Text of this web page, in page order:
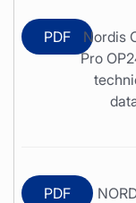
PDF
Nordis
Pro
PDF